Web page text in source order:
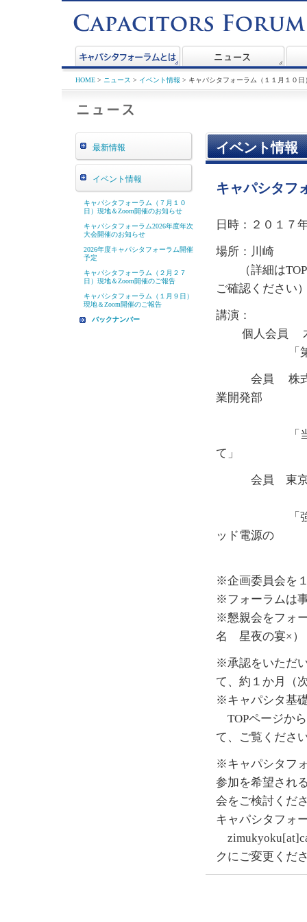
HOME > ニュース > イベント情報 > キャパシタフォーラム（１１月１０日
イベント情報
キャパシタフ
日時：２０１７
場所：川崎
（詳細はTOP
ご確認ください
講演：
個人会員 木
「第３回
会員 株式会
業開発部
「当社のモ
て」
会員 東京理
「強化学習
ッド電源の
※企画委員会を
※フォーラムは
※懇親会をフォ
名 星夜の宴×）
※承認をいただ
て、約１か月（
※キャパシタ基
TOPページか
て、ご覧くださ
※キャパシタフ
参加を希望され
会をご検討くだ
キャパシタフォ
クにご変更くだ
最新情報
イベント情報
キャパシタフォーラム（７月１０
日）現地＆Zoom開催のお知らせ
キャパシタフォーラム2026年度年次
大会開催のお知らせ
2026年度キャパシタフォーラム開催
予定
キャパシタフォーラム（２月２７
日）現地＆Zoom開催のご報告
キャパシタフォーラム（１月９日）
現地＆Zoom開催のご報告
バックナンバー